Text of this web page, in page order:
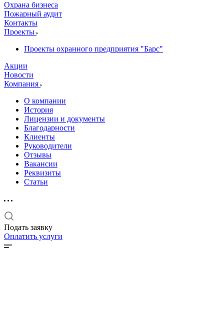
Охрана бизнеса
Пожарный аудит
Контакты
Проекты
Проекты охранного предприятия "Барс"
Акции
Новости
Компания
О компании
История
Лицензии и документы
Благодарности
Клиенты
Руководители
Отзывы
Вакансии
Реквизиты
Статьи
Подать заявку
Оплатить услуги